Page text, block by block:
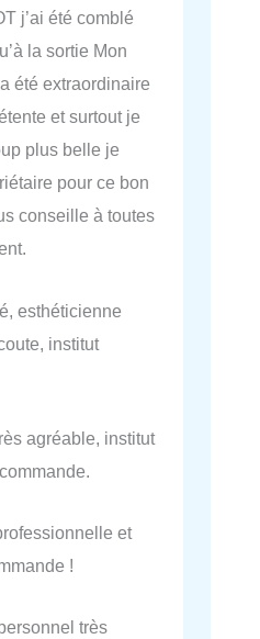
j’ai été comblé
la sortie Mon
été extraordinaire
et surtout je
plus belle je
pour ce bon
conseille à toutes
esthéticienne
institut
agréable, institut
et
!
très